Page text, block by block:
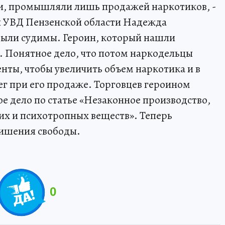
промышляли лишь продажей наркотиков, -
УВД Пензенской области Надежда
судимы. Героин, который нашли
дело, что потом наркодельцы
чтобы увеличить объем наркотика и в
при его продаже. Торговцев героином
по статье «Незаконное производство,
и психотропных веществ». Теперь
свободы.
0